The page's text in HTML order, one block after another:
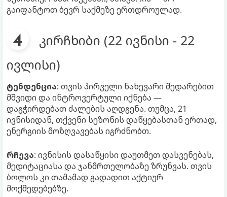
გაიფანტოთ ბევრ საქმეზე ერთდროულად.
კირჩხიბი (22 ივნისი - 22
ივლისი)
ტენდენცია: თვის პირველი ნახევარი შედარებით
მშვიდი და ინტროვერტული იქნება —
დაგჭირდებათ ძალების აღდგენა. თუმცა, 21
ივნისიდან, თქვენი სეზონის დაწყებასთან ერთად,
ენერგიის მოზღვავებას იგრძნობთ.
რჩევა: ივნისის დასაწყისი დაუთმეთ დასვენებას,
მედიტაციასა და ჯანმრთელობაზე ზრუნვას. თვის
ბოლოს კი თამამად გადადით აქტიურ
მოქმედებებზე.